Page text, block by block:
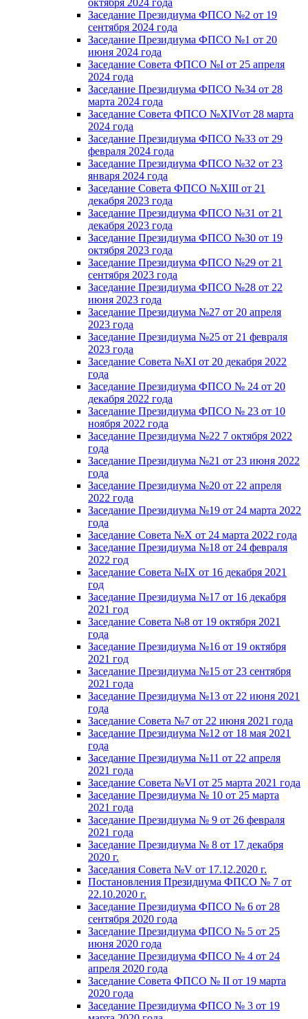
Заседание Президиума ФПСО №2 от 19
сентября 2024 года
Заседание Президиума ФПСО №1 от 20
июня 2024 года
Заседание Совета ФПСО №I от 25 апреля
2024 года
Заседание Президиума ФПСО №34 от 28
марта 2024 года
Заседание Совета ФПСО №XIVот 28 марта
2024 года
Заседание Президиума ФПСО №33 от 29
февраля 2024 года
Заседание Президиума ФПСО №32 от 23
января 2024 года
Заседание Совета ФПСО №XIII от 21
декабря 2023 года
Заседание Президиума ФПСО №31 от 21
декабря 2023 года
Заседание Президиума ФПСО №30 от 19
октября 2023 года
Заседание Президиума ФПСО №29 от 21
сентября 2023 года
Заседание Президиума ФПСО №28 от 22
июня 2023 года
Заседание Президиума №27 от 20 апреля
2023 года
Заседание Президиума №25 от 21 февраля
2023 года
Заседание Совета №XI от 20 декабря 2022
года
Заседание Президиума ФПСО № 24 от 20
декабря 2022 года
Заседание Президиума ФПСО № 23 от 10
ноября 2022 года
Заседание Президиума №22 7 октября 2022
года
Заседание Президиума №21 от 23 июня 2022
года
Заседание Президиума №20 от 22 апреля
2022 года
Заседание Президиума №19 от 24 марта 2022
года
Заседание Совета №X от 24 марта 2022 года
Заседание Президиума №18 от 24 февраля
2022 год
Заседание Совета №IX от 16 декабря 2021
год
Заседание Президиума №17 от 16 декабря
2021 год
Заседание Совета №8 от 19 октября 2021
года
Заседание Президиума №16 от 19 октября
2021 год
Заседание Президиума №15 от 23 сентября
2021 года
Заседание Президиума №13 от 22 июня 2021
года
Заседание Совета №7 от 22 июня 2021 года
Заседание Президиума №12 от 18 мая 2021
года
Заседание Президиума №11 от 22 апреля
2021 года
Заседание Совета №VI от 25 марта 2021 года
Заседание Президиума № 10 от 25 марта
2021 года
Заседание Президиума № 9 от 26 февраля
2021 года
Заседание Президиума № 8 от 17 декабря
2020 г.
Заседания Совета №V от 17.12.2020 г.
Постановления Президиума ФПСО № 7 от
22.10.2020 г.
Заседание Президиума ФПСО № 6 от 28
сентября 2020 года
Заседание Президиума ФПСО № 5 от 25
июня 2020 года
Заседание Президиума ФПСО № 4 от 24
апреля 2020 года
Заседание Совета ФПСО № II от 19 марта
2020 года
Заседание Президиума ФПСО № 3 от 19